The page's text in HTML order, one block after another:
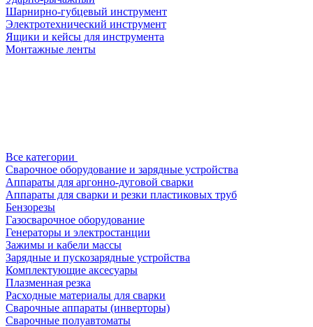
Шарнирно-губцевый инструмент
Электротехнический инструмент
Ящики и кейсы для инструмента
Монтажные ленты
Все категории
Сварочное оборудование и зарядные устройства
Аппараты для аргонно-дуговой сварки
Аппараты для сварки и резки пластиковых труб
Бензорезы
Газосварочное оборудование
Генераторы и электростанции
Зажимы и кабели массы
Зарядные и пускозарядные устройства
Комплектующие аксесуары
Плазменная резка
Расходные материалы для сварки
Сварочные аппараты (инверторы)
Сварочные полуавтоматы